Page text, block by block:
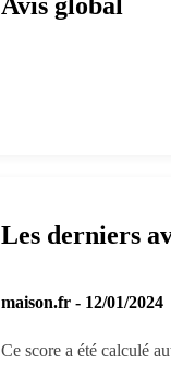
Les derniers
maison.fr - 12/01/2024
Ce score a été calculé